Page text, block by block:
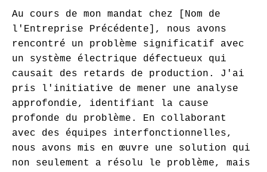
Au cours de mon mandat chez [Nom de
l'Entreprise Précédente], nous avons
rencontré un problème significatif avec
un système électrique défectueux qui
causait des retards de production. J'ai
pris l'initiative de mener une analyse
approfondie, identifiant la cause
profonde du problème. En collaborant
avec des équipes interfonctionnelles,
nous avons mis en œuvre une solution qui
non seulement a résolu le problème, mais